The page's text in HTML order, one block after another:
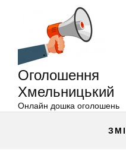
Оголошення
Хмельницький
Онлайн дошка оголошень